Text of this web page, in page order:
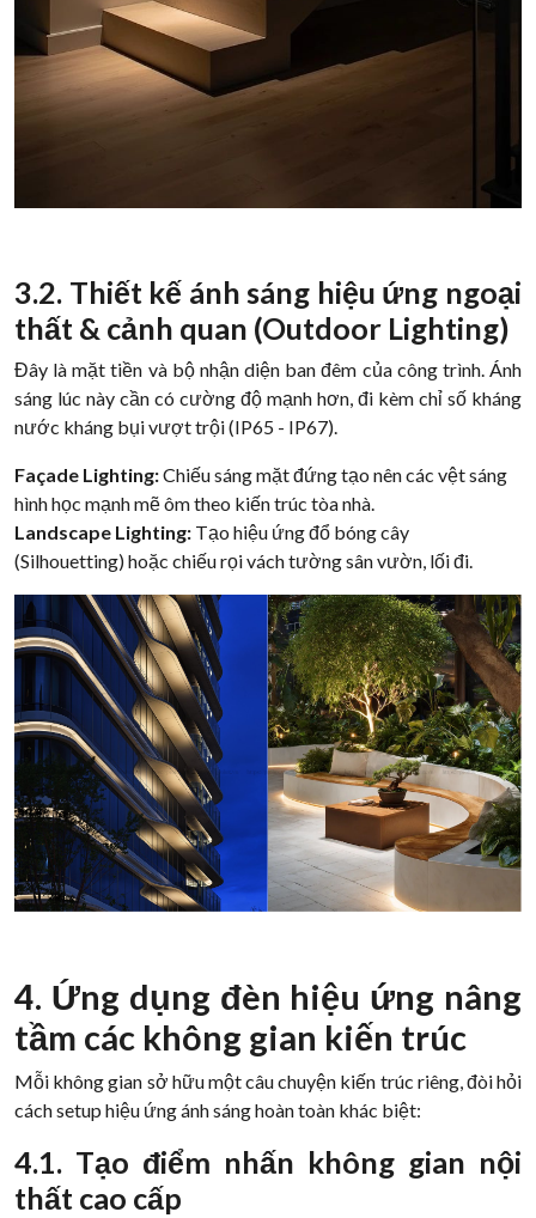
3.2. Thiết kế ánh sáng hiệu ứng ngoại
thất & cảnh quan (Outdoor Lighting)
Đây là mặt tiền và bộ nhận diện ban đêm của công trình. Ánh
sáng lúc này cần có cường độ mạnh hơn, đi kèm chỉ số kháng
nước kháng bụi vượt trội (IP65 - IP67).
Façade Lighting:Chiếu sáng mặt đứng tạo nên các vệt sáng
hình học mạnh mẽ ôm theo kiến trúc tòa nhà.
Landscape Lighting: Tạo hiệu ứng đổ bóng cây
(Silhouetting) hoặc chiếu rọi vách tường sân vườn, lối đi.
4. Ứng dụng đèn hiệu ứng nâng
tầm các không gian kiến trúc
Mỗi không gian sở hữu một câu chuyện kiến trúc riêng, đòi hỏi
cách setup hiệu ứng ánh sáng hoàn toàn khác biệt:
4.1. Tạo điểm nhấn không gian nội
thất cao cấp